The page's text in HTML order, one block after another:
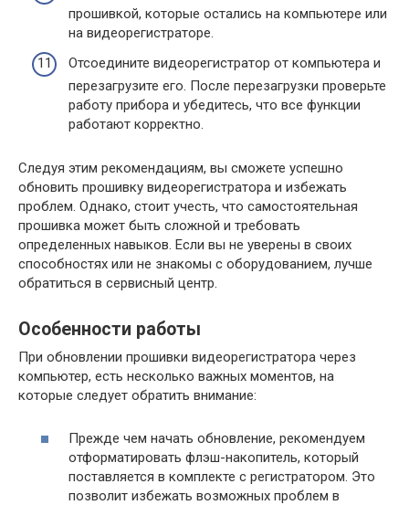
прошивкой, которые остались на компьютере или
на видеорегистраторе.
Отсоедините видеорегистратор от компьютера и
перезагрузите его. После перезагрузки проверьте
работу прибора и убедитесь, что все функции
работают корректно.
Следуя этим рекомендациям, вы сможете успешно
обновить прошивку видеорегистратора и избежать
проблем. Однако, стоит учесть, что самостоятельная
прошивка может быть сложной и требовать
определенных навыков. Если вы не уверены в своих
способностях или не знакомы с оборудованием, лучше
обратиться в сервисный центр.
Особенности работы
При обновлении прошивки видеорегистратора через
компьютер, есть несколько важных моментов, на
которые следует обратить внимание:
Прежде чем начать обновление, рекомендуем
отформатировать флэш-накопитель, который
поставляется в комплекте с регистратором. Это
позволит избежать возможных проблем в